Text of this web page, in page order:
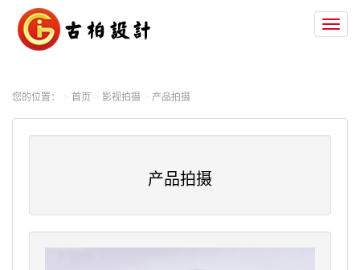
您的位置： 首页 影视拍摄 产品拍摄
产品拍摄